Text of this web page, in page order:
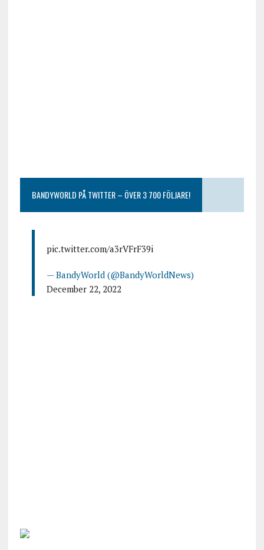
BANDYWORLD PÅ TWITTER – ÖVER 3 700 FÖLJARE!
pic.twitter.com/a3rVFrF39i
— BandyWorld (@BandyWorldNews)
December 22, 2022